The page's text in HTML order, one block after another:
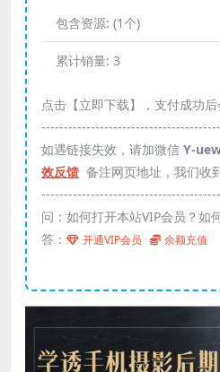
包含资源: (1个)
累计销量: 3
点击【立即下载】，支付成功后
如遇链接失效，请加微信 Y-
效反馈 备注网页地址，我们收
问：如何打开本站VIP会员？如
答：
开通VIP会员 余额充值